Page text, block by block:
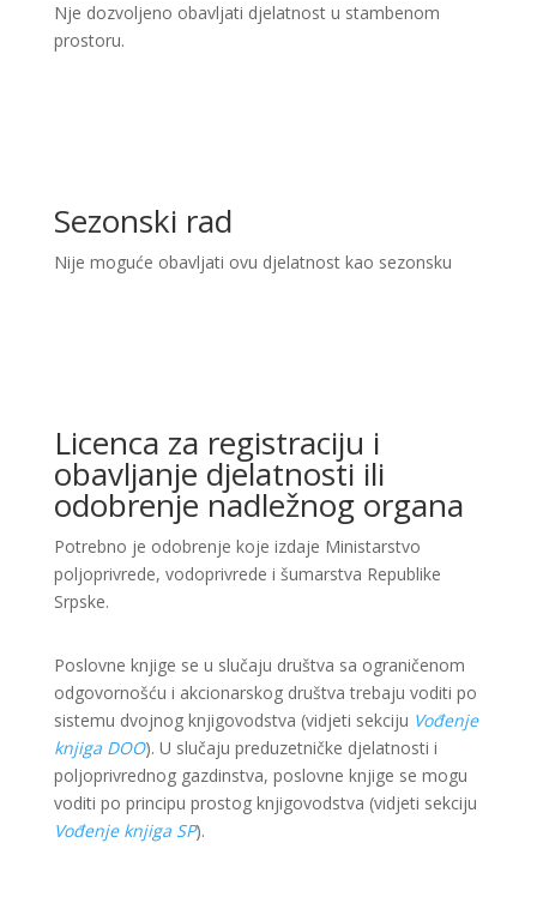
Nje dozvoljeno obavljati djelatnost u stambenom
prostoru.
Sezonski rad
Nije moguće obavljati ovu djelatnost kao sezonsku
Licenca za registraciju i
obavljanje djelatnosti ili
odobrenje nadležnog organa
Potrebno je odobrenje koje izdaje Ministarstvo
poljoprivrede, vodoprivrede i šumarstva Republike
Srpske.
Poslovne knjige se u slučaju društva sa ograničenom
odgovornošću i akcionarskog društva trebaju voditi po
sistemu dvojnog knjigovodstva (vidjeti sekciju Vođenje
knjiga DOO). U slučaju preduzetničke djelatnosti i
poljoprivrednog gazdinstva, poslovne knjige se mogu
voditi po principu prostog knjigovodstva (vidjeti sekciju
Vođenje knjiga SP).